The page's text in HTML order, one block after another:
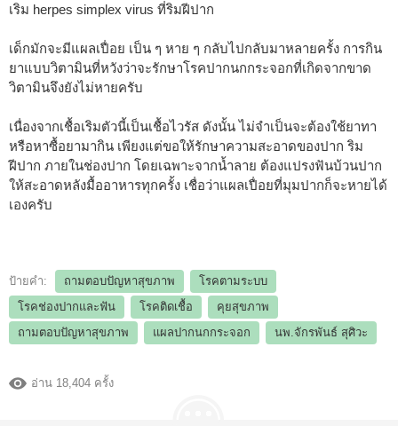
เริม herpes simplex virus ที่ริมฝีปาก
เด็กมักจะมีแผลเปื่อย เป็น ๆ หาย ๆ กลับไปกลับมาหลายครั้ง การกิน
ยาแบบวิตามินที่หวังว่าจะรักษาโรคปากนกกระจอกที่เกิดจากขาด
วิตามินจึงยังไม่หายครับ
เนื่องจากเชื้อเริมตัวนี้เป็นเชื้อไวรัส ดังนั้น ไม่จำเป็นจะต้องใช้ยาทา
หรือหาซื้อยามากิน เพียงแต่ขอให้รักษาความสะอาดของปาก ริม
ฝีปาก ภายในช่องปาก โดยเฉพาะจากน้ำลาย ต้องแปรงฟันบ้วนปาก
ให้สะอาดหลังมื้ออาหารทุกครั้ง เชื่อว่าแผลเปื่อยที่มุมปากก็จะหายได้
เองครับ
ป้ายคำ: ถามตอบปัญหาสุขภาพ
โรคตามระบบ
โรคช่องปากและฟัน
โรคติดเชื้อ
คุยสุขภาพ
ถามตอบปัญหาสุขภาพ
แผลปากนกกระจอก นพ.จักรพันธ์ สุศิวะ
อ่าน 18,404 ครั้ง